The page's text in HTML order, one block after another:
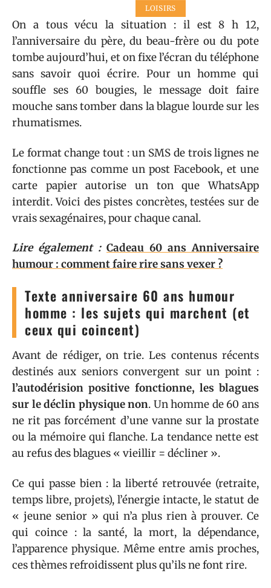
LOISIRS
On a tous vécu la situation : il est 8 h 12,
l’anniversaire du père, du beau-frère ou du pote
tombe aujourd’hui, et on fixe l’écran du téléphone
sans savoir quoi écrire. Pour un homme qui
souffle ses 60 bougies, le message doit faire
mouche sans tomber dans la blague lourde sur les
rhumatismes.
Le format change tout : un SMS de trois lignes ne
fonctionne pas comme un post Facebook, et une
carte papier autorise un ton que WhatsApp
interdit. Voici des pistes concrètes, testées sur de
vrais sexagénaires, pour chaque canal.
Lire également : Cadeau 60 ans Anniversaire
humour : comment faire rire sans vexer ?
Texte anniversaire 60 ans humour
homme : les sujets qui marchent (et
ceux qui coincent)
Avant de rédiger, on trie. Les contenus récents
destinés aux seniors convergent sur un point :
l’autodérision positive fonctionne, les blagues
sur le déclin physique non. Un homme de 60 ans
ne rit pas forcément d’une vanne sur la prostate
ou la mémoire qui flanche. La tendance nette est
au refus des blagues « vieillir = décliner ».
Ce qui passe bien : la liberté retrouvée (retraite,
temps libre, projets), l’énergie intacte, le statut de
« jeune senior » qui n’a plus rien à prouver. Ce
qui coince : la santé, la mort, la dépendance,
l’apparence physique. Même entre amis proches,
ces thèmes refroidissent plus qu’ils ne font rire.